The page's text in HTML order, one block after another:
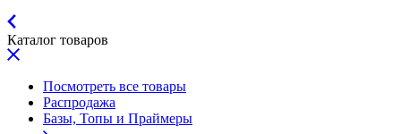
Каталог товаров
Посмотреть все товары
Распродажа
Базы, Топы и Праймеры